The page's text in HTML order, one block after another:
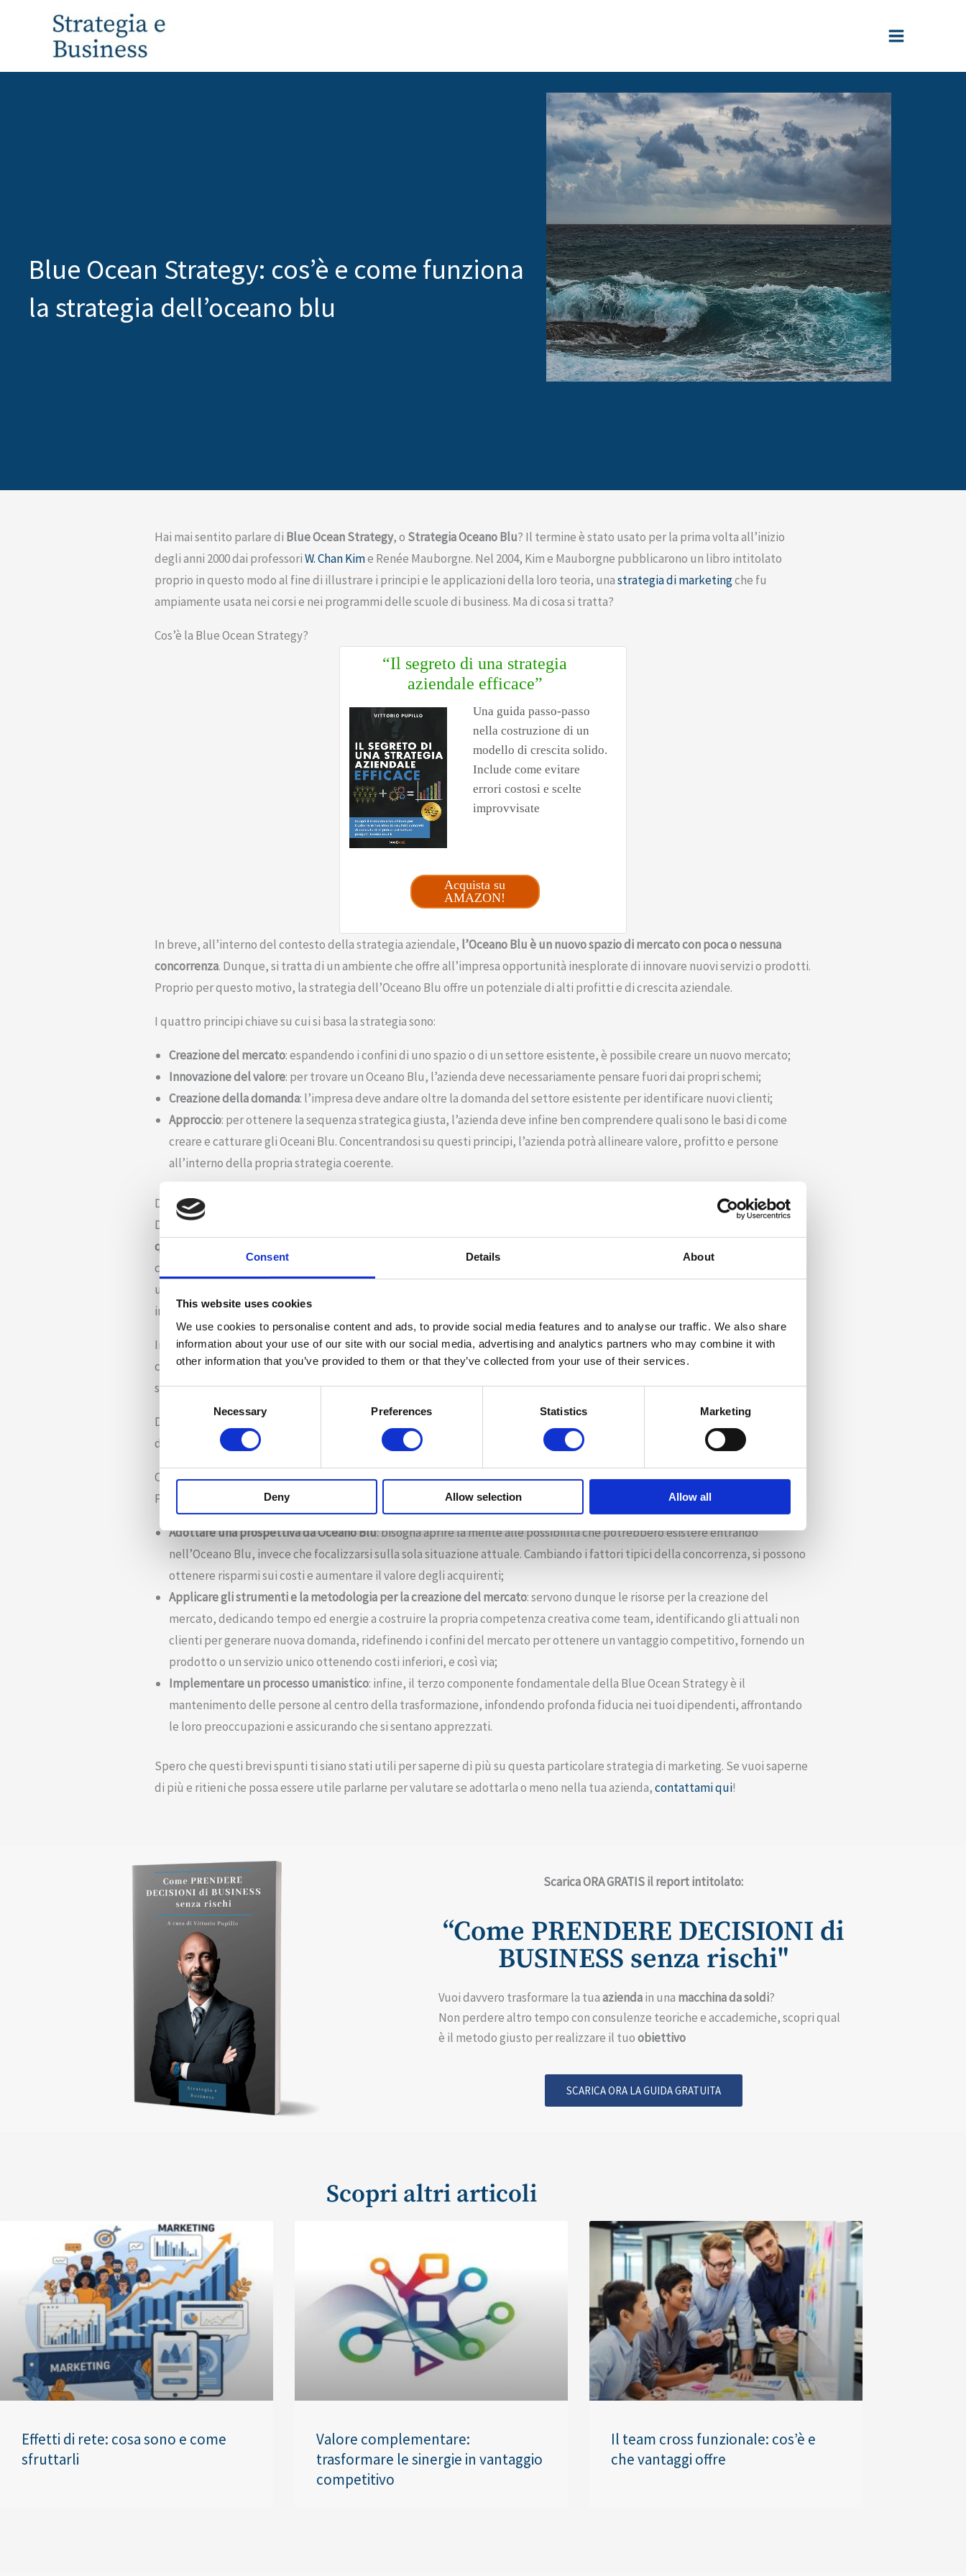
Consent Details About
This website uses cookies
We use cookies to personalise content and ads, to provide social media features and to analyse our traffic. We also share
information about your use of our site with our social media, advertising and analytics partners who may combine it with
other information that you’ve provided to them or that they’ve collected from your use of their services.
Necessary Preferences Statistics Marketing
Deny Allow selection Allow all
contenuto
Blue Ocean Strategy: cos’è e come funziona
la strategia dell’oceano blu
Hai mai sentito parlare di Blue Ocean Strategy, o Strategia Oceano Blu? Il termine è stato usato per la prima volta all’inizio
degli anni 2000 dai professoriW. Chan Kime Renée Mauborgne. Nel 2004, Kim e Mauborgne pubblicarono un libro intitolato
proprio in questo modo al fine di illustrare i principi e le applicazioni della loro teoria, unastrategia di marketingche fu
ampiamente usata nei corsi e nei programmi delle scuole di business. Ma di cosa si tratta?
Cos’è la Blue Ocean Strategy?
“Il segreto di una strategia
aziendale efficace”
Una guida passo-passo
nella costruzione di un
modello di crescita solido.
Include come evitare
errori costosi e scelte
improvvisate
Acquista su
AMAZON!
In breve, all’interno del contesto della strategia aziendale, l’Oceano Blu è un nuovo spazio di mercato con poca o nessuna
concorrenza. Dunque, si tratta di un ambiente che offre all’impresa opportunità inesplorate di innovare nuovi servizi o prodotti.
Proprio per questo motivo, la strategia dell’Oceano Blu offre un potenziale di alti profitti e di crescita aziendale.
I quattro principi chiave su cui si basa la strategia sono:
Creazione del mercato: espandendo i confini di uno spazio o di un settore esistente, è possibile creare un nuovo mercato;
Innovazione delvalore: per trovare un Oceano Blu, l’azienda deve necessariamente pensare fuori dai propri schemi;
Creazione della domanda: l’impresa deve andare oltre la domanda del settore esistente per identificare nuovi clienti;
Approccio: per ottenere la sequenza strategica giusta, l’azienda deve infine ben comprendere quali sono le basi di come
creare e catturare gli Oceani Blu. Concentrandosi su questi principi, l’azienda potrà allineare valore, profitto e persone
all’interno della propria strategia coerente.
Differenze tra Blue Ocean Strategy e Red Ocean Strategy
Di fianco al Blue Ocean Strategy si è negli anni teorizzata anche la
, un termine utile per riferirsi a un
qualsiasi spazio di mercato già conosciuto
conquistare quote di mercato in uno spazio già esistente, scontrandosi con aziende simili, che hanno prodotti o servizi simili, in
un settore dai contorni ben definiti. Considerato che, idealmente, la concorrenza spietata insanguina l’acqua, lo si può dunque
immaginare come un Oceano Rosso.
Insomma, nell’Oceano Rosso l’azienda opera secondo regole consolidate, ponendosi in competizione per lo stesso gruppo di
clienti. Tutte le organizzazioni cercano di accaparrarsi una quota maggiore del mercato, spesso con azioni particolarmente
spietate e aggressive.
Di contro, quando si entra in un Oceano Blu, l’attenzione non è posta sulla competizione, bensì sull’innovazione: l’azienda non
deve confrontarsi con altri concorrenti e ha la possibilità di ottenere profitti molto più elevati.
Come passare da una Red Ocean Strategy e a una Blue Ocean Strategy
Per passare da una strategia di Oceano Rosso a una di Oceano Blu, l’azienda deve adottare tre componenti chiave:
Adottare una prospettiva da Oceano Blu: bisogna aprire la mente alle possibilità che potrebbero esistere entrando
nell’Oceano Blu, invece che focalizzarsi sulla sola situazione attuale. Cambiando i fattori tipici della concorrenza, si possono
ottenere risparmi sui costi e aumentare il valore degli acquirenti;
Applicare gli strumenti e la metodologia per la creazione del mercato: servono dunque le risorse per la creazione del
mercato, dedicando tempo ed energie a costruire la propria competenza creativa come team, identificando gli attuali non
clienti per generare nuova domanda, ridefinendo i confini del mercato per ottenere un vantaggio competitivo, fornendo un
prodotto o un servizio unico ottenendo costi inferiori, e così via;
Implementare un processo umanistico: infine, il terzo componente fondamentale della Blue Ocean Strategy è il
mantenimento delle persone al centro della trasformazione, infondendo profonda fiducia nei tuoi dipendenti, affrontando
le loro preoccupazioni e assicurando che si sentano apprezzati.
Spero che questi brevi spunti ti siano stati utili per saperne di più su questa particolare strategia di marketing. Se vuoi saperne
di più e ritieni che possa essere utile parlarne per valutare se adottarla o meno nella tua azienda,contattami qui!
Scarica ORA GRATIS ​il report intitolato:
“Come PRENDERE DECISIONI di
BUSINESS senza rischi"
Vuoi davvero trasformare la tuaaziendain una macchina da soldi?
Non perdere altro tempo con consulenze teoriche e accademiche, scopri qual
è il metodo giusto per realizzare il tuoobiettivo
SCARICA ORA LA GUIDA GRATUITA
Scopri altri articoli
Effetti di rete: cosa sono e come
sfruttarli
Valore complementare:
trasformare le sinergie in vantaggio
competitivo
Il team cross funzionale: cos’è e
che vantaggi offre